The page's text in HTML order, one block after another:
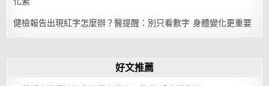
健檢報告出現紅字怎麼辦？醫提醒：別只看數字 身體變化更重要
好文推薦